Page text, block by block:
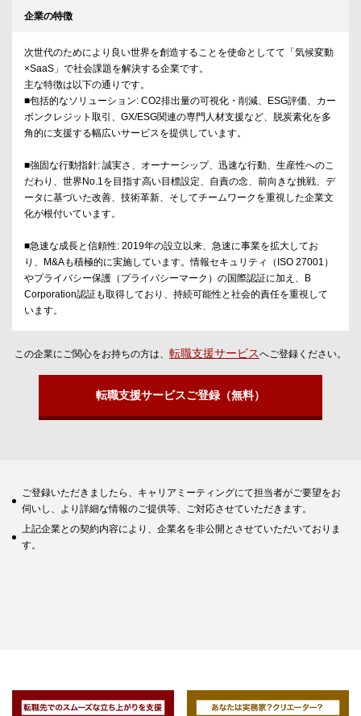
企業の特徴
次世代のためにより良い世界を創造することを使命としてて「気候変動
×SaaS」で社会課題を解決する企業です。
主な特徴は以下の通りです。
■包括的なソリューション: CO2排出量の可視化・削減、ESG評価、カー
ボンクレジット取引、GX/ESG関連の専門人材支援など、脱炭素化を多
角的に支援する幅広いサービスを提供しています。
■強固な行動指針: 誠実さ、オーナーシップ、迅速な行動、生産性へのこ
だわり、世界No.1を目指す高い目標設定、自責の念、前向きな挑戦、デ
ータに基づいた改善、技術革新、そしてチームワークを重視した企業文
化が根付いています。
■急速な成長と信頼性: 2019年の設立以来、急速に事業を拡大してお
り、M&Aも積極的に実施しています。情報セキュリティ（ISO 27001）
やプライバシー保護（プライバシーマーク）の国際認証に加え、B
Corporation認証も取得しており、持続可能性と社会的責任を重視して
います。
この企業にご関心をお持ちの方は、 転職支援サービスへご登録ください。
転職支援サービスご登録（無料）
ご登録いただきましたら、キャリアミーティングにて担当者がご要望をお
伺いし、より詳細な情報のご提供等、ご対応させていただきます。
上記企業との契約内容により、企業名を非公開とさせていただいておりま
す。